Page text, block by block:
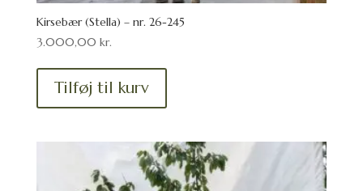
Kirsebær (Stella) – nr. 26-245
3.000,00 kr.
Tilføj til kurv